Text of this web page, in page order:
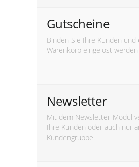
Gutscheine
Binden Sie Ihre Kunden
Warenkorb eingelöst
Newsletter
Mit dem Newsletter-Modul
Ihre Kunden oder auch nur
Kundengruppe.